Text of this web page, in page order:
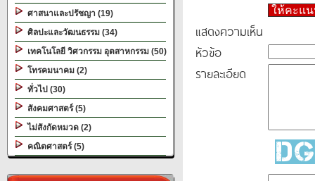
ศาสนาและปรัชญา (19)
ศิลปะและวัฒนธรรม (34)
เทคโนโลยี วิศวกรรม อุตสาหกรรม (50)
โทรคมนาคม (2)
ทั่วไป (30)
สังคมศาสตร์ (5)
ไม่สังกัดหมวด (2)
คณิตศาสตร์ (5)
ให้คะแ
แสดงความเห็น
หัวข้อ
รายละเอียด